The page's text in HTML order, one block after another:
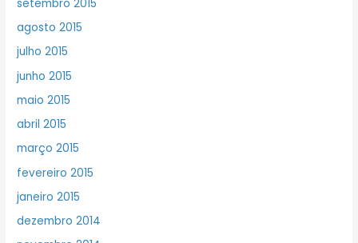
setembro 2015
agosto 2015
julho 2015
junho 2015
maio 2015
abril 2015
março 2015
fevereiro 2015
janeiro 2015
dezembro 2014